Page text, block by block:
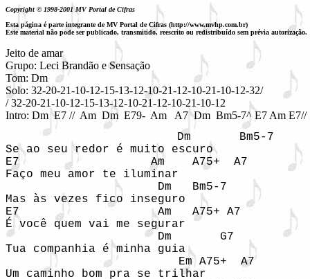
Copyright © 1998-2001 MV Portal de Cifras
Esta página é parte integrante de MV Portal de Cifras (http://www.mvhp.com.br)
Este material não pode ser publicado, transmitido, reescrito ou redistribuído sem prévia autorização.
Jeito de amar
Grupo: Leci Brandão e Sensação
Tom: Dm
Solo: 32-20-21-10-12-15-13-12-10-21-12-10-21-10-12-32/
/ 32-20-21-10-12-15-13-12-10-21-12-10-21-10-12
Intro: Dm  E7 //  Am  Dm  E79-  Am   A7  Dm  Bm5-7^ E7 Am E7//
                Dm       Bm5-7
Se ao seu redor é muito escuro
E7                   Am    A75+  A7
Faço meu amor te iluminar
                      Dm   Bm5-7
Mas às vezes fico inseguro
E7                    Am   A75+ A7
É você quem vai me segurar
                      Dm       G7
Tua companhia é minha guia
                         Em A75+  A7
Um caminho bom pra se trilhar